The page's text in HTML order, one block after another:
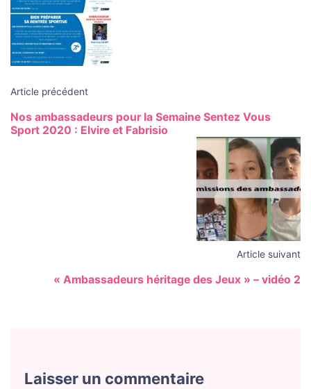
articles
Article précédent
Nos ambassadeurs pour la Semaine Sentez Vous
Sport 2020 : Elvire et Fabrisio
Article suivant
« Ambassadeurs héritage des Jeux » – vidéo 2
Laisser un commentaire